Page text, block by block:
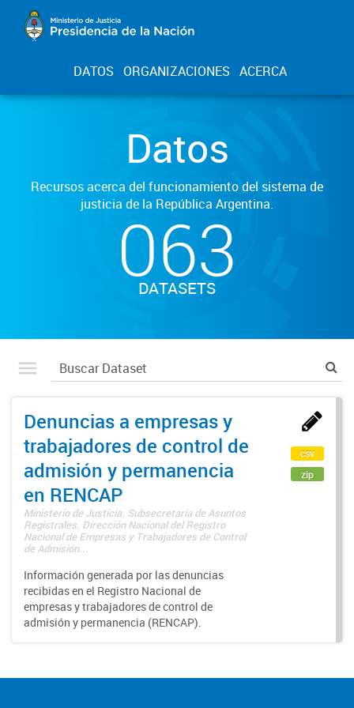
DATOS ORGANIZACIONES ACERCA
Datos
Recursos acerca del funcionamiento del sistema de
justicia de la República Argentina.
063
DATASETS
Denuncias a empresas y
trabajadores de control de
admisión y permanencia
en RENCAP
Ministerio de Justicia. Subsecretaría de Asuntos
Registrales. Dirección Nacional del Registro
Nacional de Empresas y Trabajadores de Control
de Admisión...
Información generada por las denuncias
recibidas en el Registro Nacional de
empresas y trabajadores de control de
admisión y permanencia (RENCAP).
csv
zip